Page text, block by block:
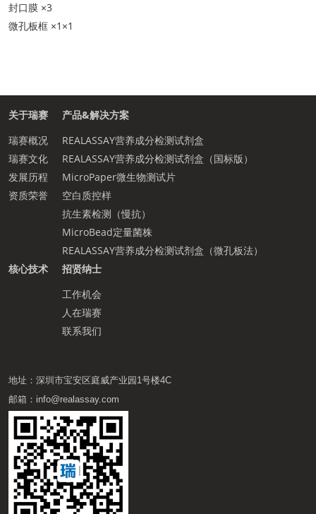
封口膜 ×3
微孔板框 ×1×1
关于瑞赛
瑞赛概况
瑞赛文化
发展历程
资质荣誉
产品&解决方案
REALASSAY营养成分检测试剂盒
REALASSAY营养成分检测试剂盒（国标版）
MicroPaper微生物测试片
空白质控样
抗生素检测（慢抗）
MicroBead定量菌株
REALASSAY营养成分检测试剂盒（微孔板法）
核心技术
招贤纳士
工作机会
人在瑞赛
联系我们
地址：深圳市宝安区庭威产业园1号楼4C
邮箱：info@realassay.com